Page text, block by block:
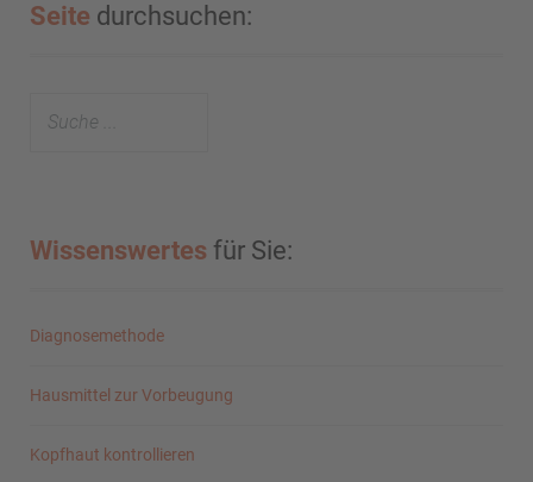
Seite durchsuchen:
Wissenswertes für Sie:
Diagnosemethode
Hausmittel zur Vorbeugung
Kopfhaut kontrollieren